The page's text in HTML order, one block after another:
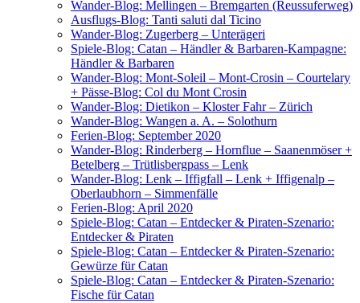
Wan­der-Blog: Mel­lin­gen – Brem­gar­ten (Reuss­ufer­weg)
Aus­flugs-Blog: Tan­ti salu­ti dal Ticino
Wan­der-Blog: Zuger­berg – Unterägeri
Spie­le-Blog: Catan – Händ­ler & Bar­ba­ren-Kam­pa­gne:
Händ­ler & Barbaren
Wan­der-Blog: Mont-Sol­eil – Mont-Cro­sin – Cour­tel­a­ry
+ Päs­se-Blog: Col du Mont Crosin
Wan­der-Blog: Die­ti­kon – Klos­ter Fahr – Zürich
Wan­der-Blog: Wan­gen a. A. – Solothurn
Feri­en-Blog: Sep­tem­ber 2020
Wan­der-Blog: Rin­der­berg – Horn­flue – Saa­nen­mö­ser +
Betel­berg – Trüt­lis­berg­pass – Lenk
Wan­der-Blog: Lenk – Iffig­fall – Lenk + Iffi­gen­alp –
Ober­laub­horn – Simmenfälle
Feri­en-Blog: April 2020
Spie­le-Blog: Catan – Ent­de­cker & Pira­ten-Sze­na­rio:
Ent­de­cker & Piraten
Spie­le-Blog: Catan – Ent­de­cker & Pira­ten-Sze­na­rio:
Gewür­ze für Catan
Spie­le-Blog: Catan – Ent­de­cker & Pira­ten-Sze­na­rio:
Fische für Catan